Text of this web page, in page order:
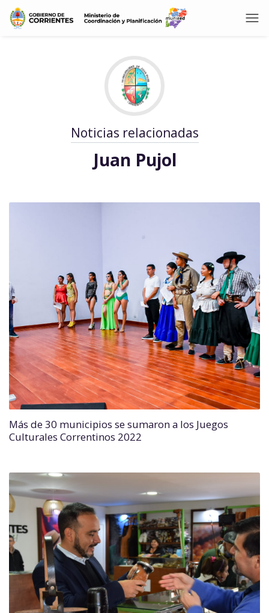
Noticias relacionadas
Juan Pujol
Más de 30 municipios se sumaron a los Juegos
Culturales Correntinos 2022